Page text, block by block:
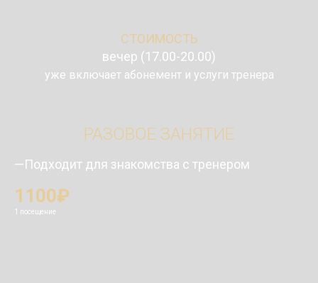
СТОИМОСТЬ
вечер (17.00-20.00)
уже включает абонемент и услуги тренера
РАЗОВОЕ ЗАНЯТИЕ
—Подходит для знакомства с тренером
1100₽
1 посещение